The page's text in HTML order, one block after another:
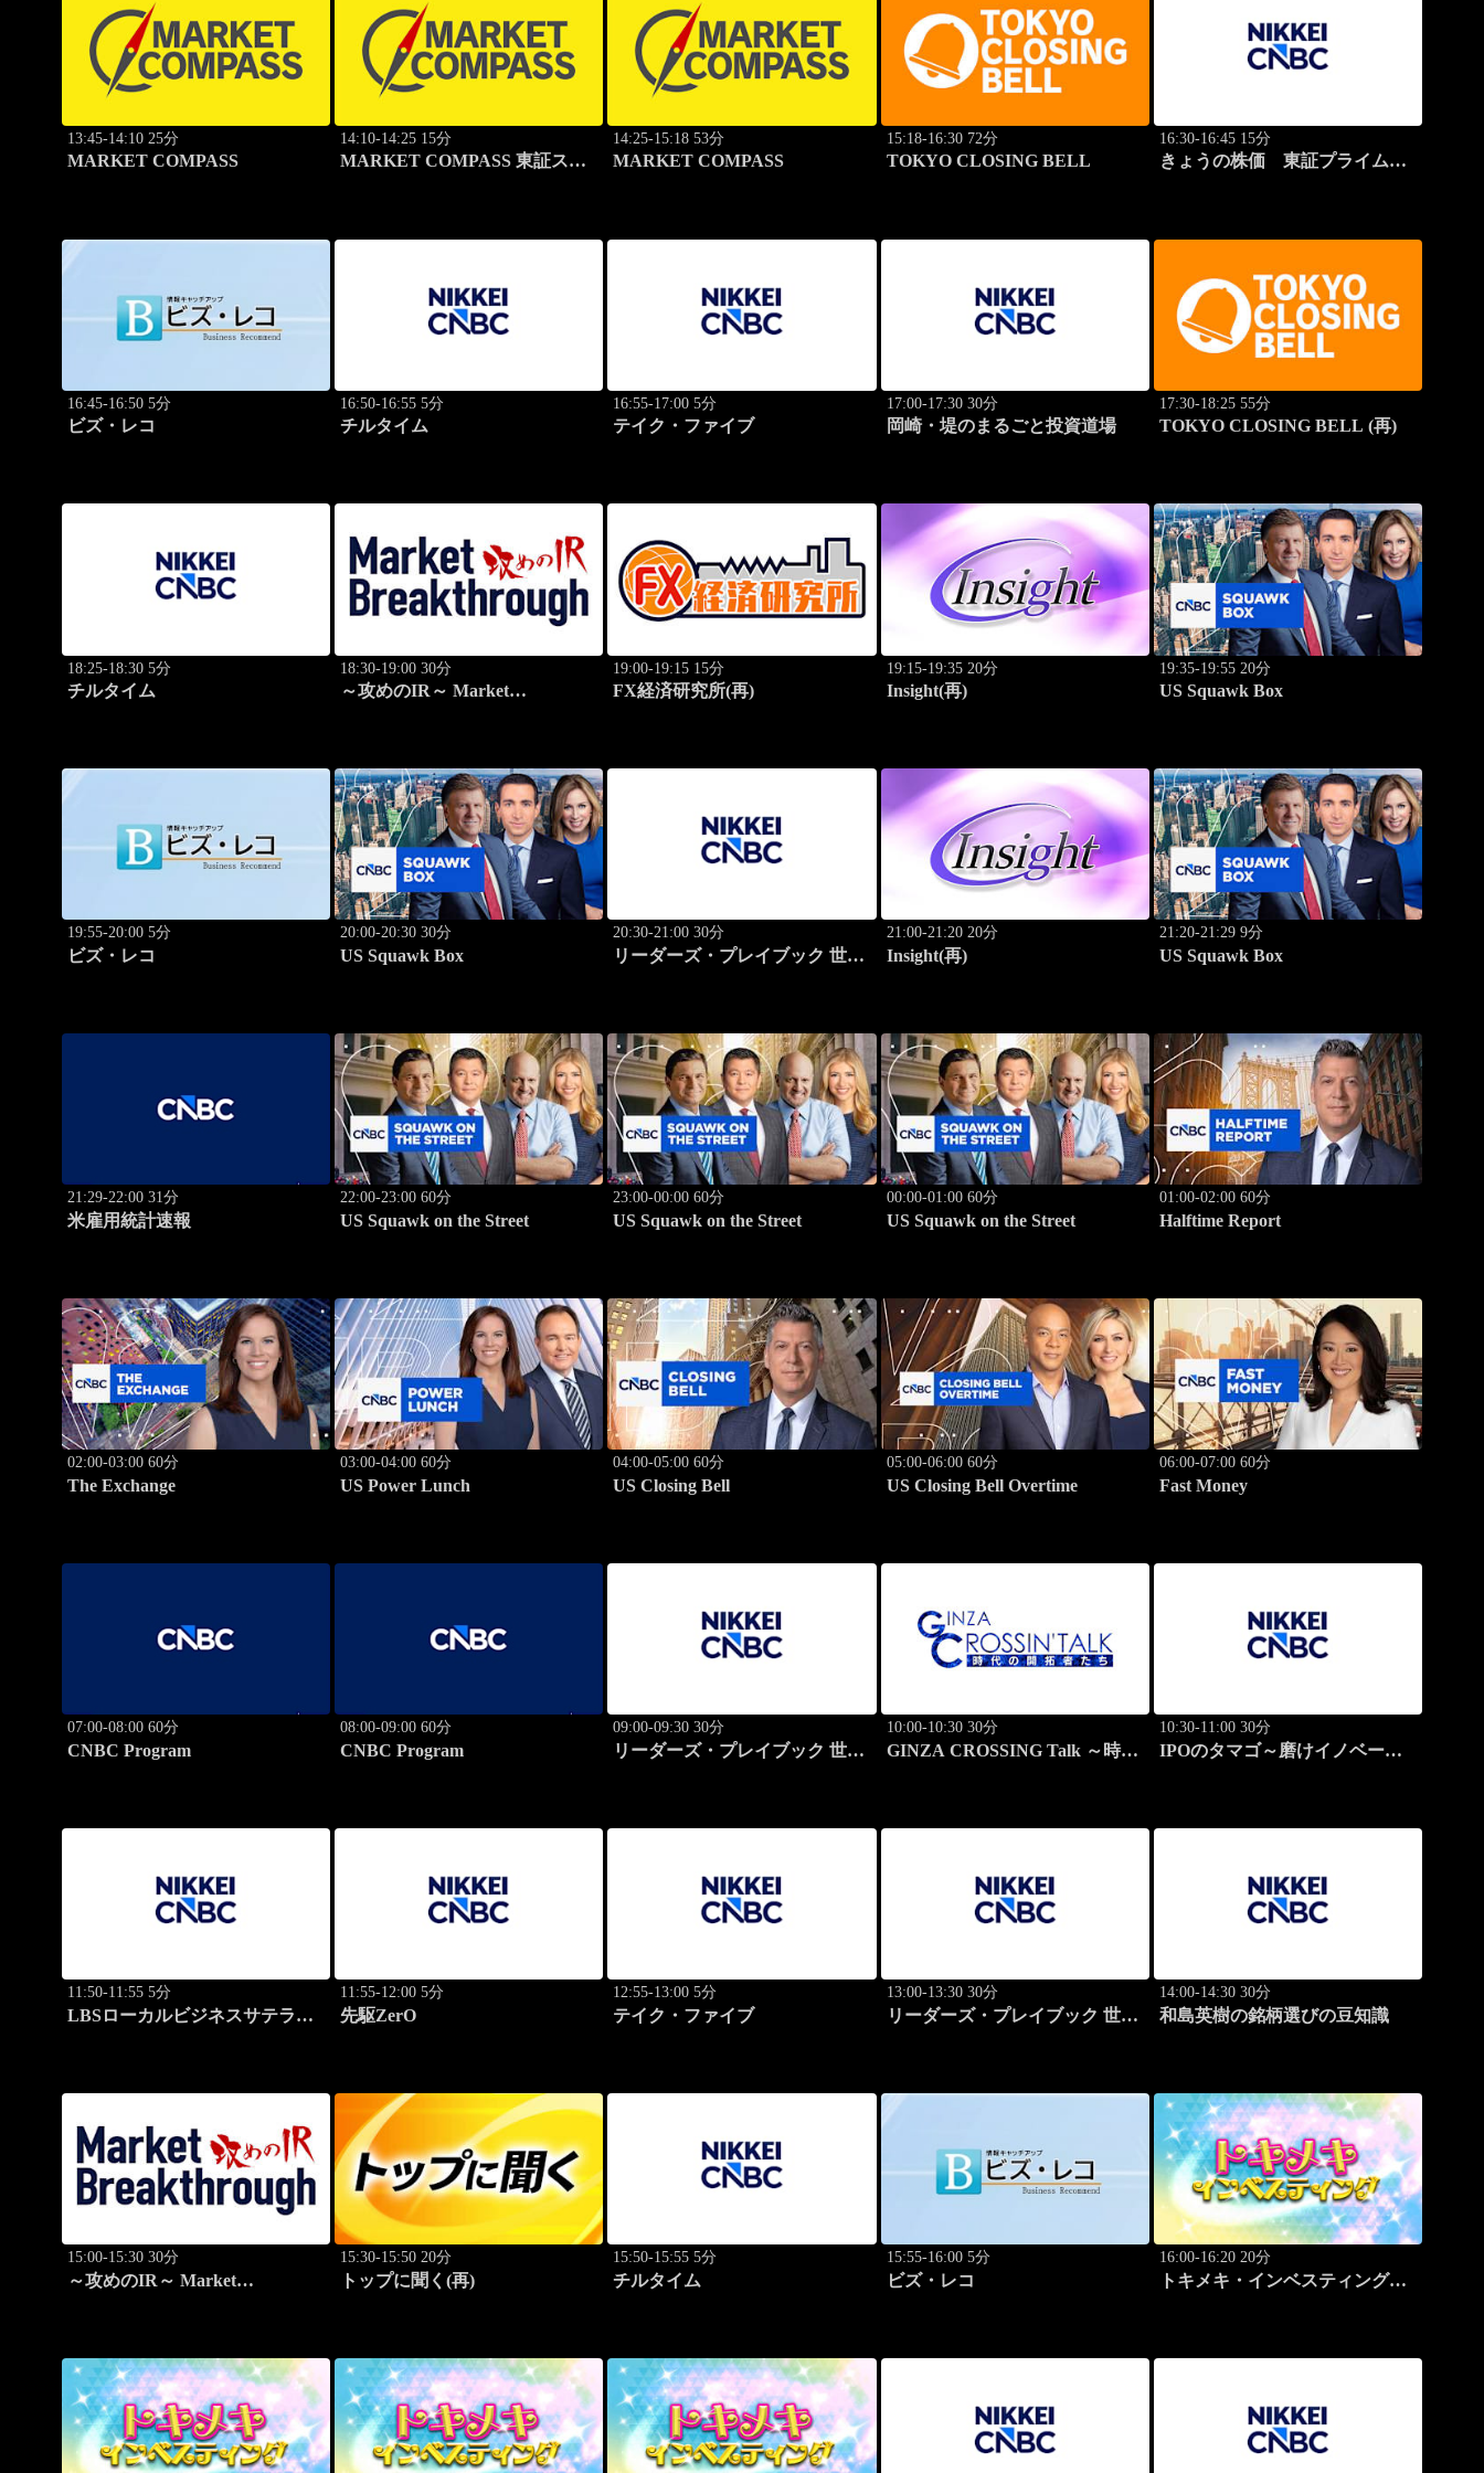
13:45-14:10 25分
MARKET COMPASS
14:10-14:25 15分
MARKET COMPASS 東証スタ
14:25-15:18 53分
MARKET COMPASS
15:18-16:30 72分
TOKYO CLOSING BELL
16:30-16:45 15分
きょうの株価 東証プライム 2
16:45-16:50 5分
ビズ・レコ
16:50-16:55 5分
チルタイム
16:55-17:00 5分
テイク・ファイブ
17:00-17:30 30分
岡崎・堤のまるごと投資道場
17:30-18:25 55分
TOKYO CLOSING BELL (再)
18:25-18:30 5分
チルタイム
18:30-19:00 30分
～攻めのIR～ Market
19:00-19:15 15分
FX経済研究所(再)
19:15-19:35 20分
Insight(再)
19:35-19:55 20分
US Squawk Box
19:55-20:00 5分
ビズ・レコ
20:00-20:30 30分
US Squawk Box
20:30-21:00 30分
リーダーズ・プレイブック 世界
21:00-21:20 20分
Insight(再)
21:20-21:29 9分
US Squawk Box
21:29-22:00 31分
米雇用統計速報
22:00-23:00 60分
US Squawk on the Street
23:00-00:00 60分
US Squawk on the Street
00:00-01:00 60分
US Squawk on the Street
01:00-02:00 60分
Halftime Report
02:00-03:00 60分
The Exchange
03:00-04:00 60分
US Power Lunch
04:00-05:00 60分
US Closing Bell
05:00-06:00 60分
US Closing Bell Overtime
06:00-07:00 60分
Fast Money
07:00-08:00 60分
CNBC Program
08:00-09:00 60分
CNBC Program
09:00-09:30 30分
リーダーズ・プレイブック 世界
10:00-10:30 30分
GINZA CROSSING Talk ～時代
10:30-11:00 30分
IPOのタマゴ～磨けイノベーシ
11:50-11:55 5分
LBSローカルビジネスサテライ
11:55-12:00 5分
先駆ZerO
12:55-13:00 5分
テイク・ファイブ
13:00-13:30 30分
リーダーズ・プレイブック 世界
14:00-14:30 30分
和島英樹の銘柄選びの豆知識
15:00-15:30 30分
～攻めのIR～ Market
15:30-15:50 20分
トップに聞く(再)
15:50-15:55 5分
チルタイム
15:55-16:00 5分
ビズ・レコ
16:00-16:20 20分
トキメキ・インベスティング・